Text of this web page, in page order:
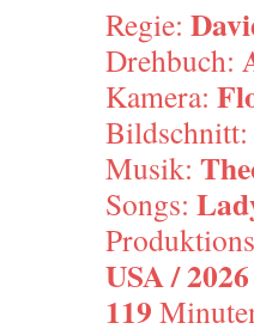
Regie:
Drehbuch:
Kamera:
Bildschnitt:
Musik:
Songs:
USA / 2026
119